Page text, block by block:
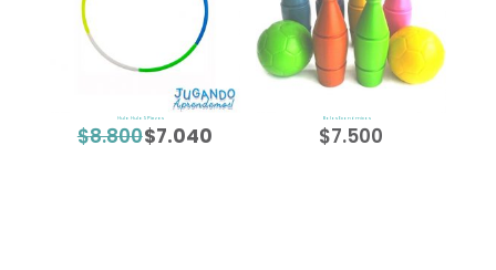
Hula Hula 5 Piezas
$8.800 El$7.040El
Bolos Económicos
$7.500